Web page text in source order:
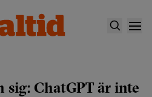
ChatGPT är inte